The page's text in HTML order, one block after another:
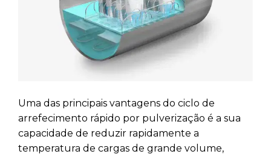
Uma das principais vantagens do ciclo de
arrefecimento rápido por pulverização é a sua
capacidade de reduzir rapidamente a
temperatura de cargas de grande volume,